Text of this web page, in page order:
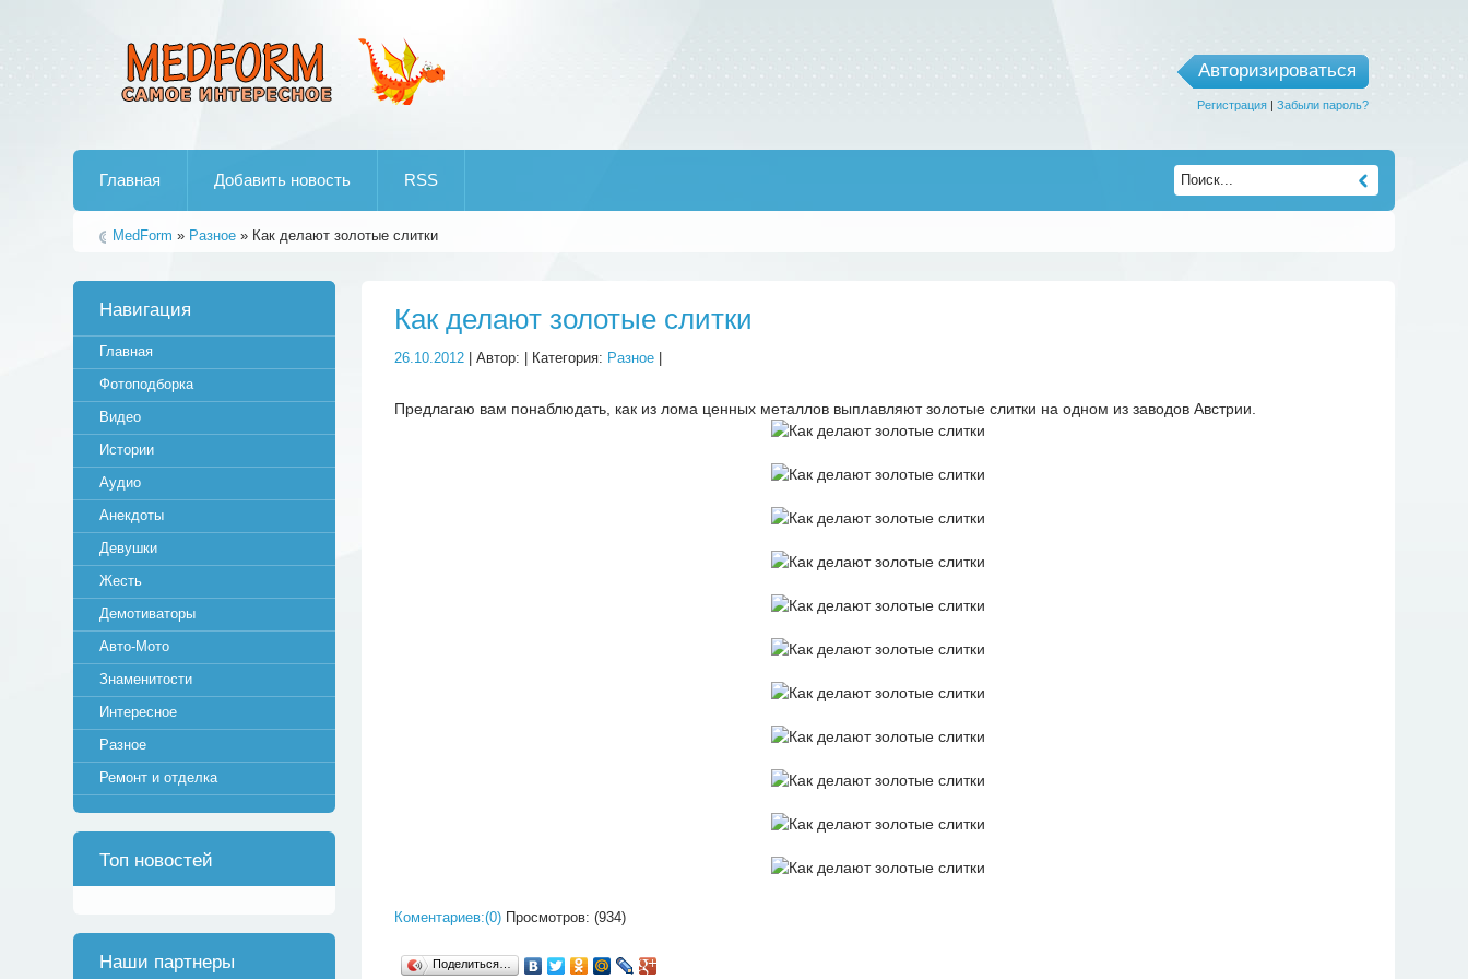
Авторизироваться
Регистрация| Забыли пароль?
Главная Добавить новость RSS
MedForm » Разное » Как делают золотые слитки
Как делают золотые слитки
26.10.2012 | Автор: | Категория: Разное
Предлагаю вам понаблюдать, как из лома ценных металлов выплавляют золотые слитки на одном из заводов Австрии.
Коментариев:(0) Просмотров: (934)
Поделиться…
Навигация
Главная
Фотоподборка
Видео
Истории
Аудио
Анекдоты
Девушки
Жесть
Демотиваторы
Авто-Мото
Знаменитости
Интересное
Разное
Ремонт и отделка
Топ новостей
Наши партнеры